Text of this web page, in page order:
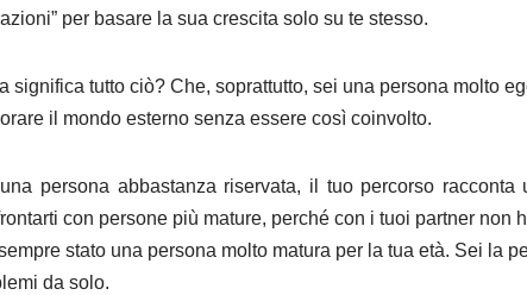
per basare la sua crescita solo su te stesso.
significa tutto ciò? Che, soprattutto, sei una persona molto
il mondo esterno senza essere così coinvolto.
persona abbastanza riservata, il tuo percorso
con persone più mature, perché con i tuoi partner non
stato una persona molto matura per la tua età. Sei la
da solo.